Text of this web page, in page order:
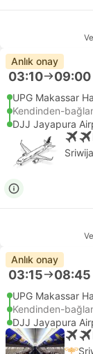
Anlık onay
03:10 09:00
UPG Makassar
Kendinden-
DJJ Jayapura
Anlık onay
03:15 08:45
UPG Makassar
Kendinden-
DJJ Jayapura